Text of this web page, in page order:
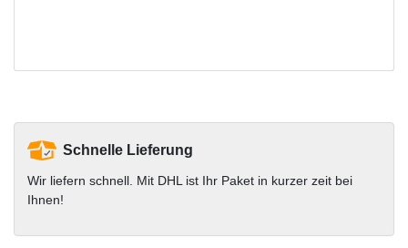
Schnelle Lieferung
Wir liefern schnell. Mit DHL ist Ihr Paket in kurzer zeit bei
Ihnen!